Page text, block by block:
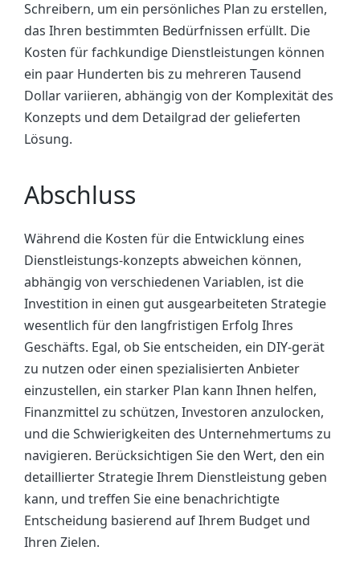
Schreibern, um ein persönliches Plan zu erstellen,
das Ihren bestimmten Bedürfnissen erfüllt. Die
Kosten für fachkundige Dienstleistungen können
ein paar Hunderten bis zu mehreren Tausend
Dollar variieren, abhängig von der Komplexität des
Konzepts und dem Detailgrad der gelieferten
Lösung.
Abschluss
Während die Kosten für die Entwicklung eines
Dienstleistungs-konzepts abweichen können,
abhängig von verschiedenen Variablen, ist die
Investition in einen gut ausgearbeiteten Strategie
wesentlich für den langfristigen Erfolg Ihres
Geschäfts. Egal, ob Sie entscheiden, ein DIY-gerät
zu nutzen oder einen spezialisierten Anbieter
einzustellen, ein starker Plan kann Ihnen helfen,
Finanzmittel zu schützen, Investoren anzulocken,
und die Schwierigkeiten des Unternehmertums zu
navigieren. Berücksichtigen Sie den Wert, den ein
detaillierter Strategie Ihrem Dienstleistung geben
kann, und treffen Sie eine benachrichtigte
Entscheidung basierend auf Ihrem Budget und
Ihren Zielen.